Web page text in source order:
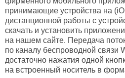
принимающие устройства на
дистанционной работы с
скачать и установить
на нашем сайте. Передача
по каналу беспроводной связи
достаточно нажатия одной
на встроенный носитель в